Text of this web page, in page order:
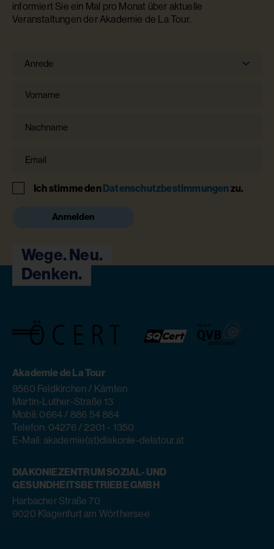
informiert Sie ein Mal pro Monat über aktuelle
Veranstaltungen der Akademie de La Tour.
Anrede
Hinweis
Ich stimme denDatenschutzbestimmungenzu.
Anmelden
Wege. Neu.
Denken.
Akademie de La Tour
9560 Feldkirchen / Kärnten
Martin-Luther-Straße 13
Mobil: 0664 / 886 54 884
Telefon: 04276 / 2201 - 1350
E-Mail: akademie(at)diakonie-delatour.at
DIAKONIEZENTRUM SOZIAL- UND
GESUNDHEITSBETRIEBE GMBH
Harbacher Straße 70
9020 Klagenfurt am Wörthersee